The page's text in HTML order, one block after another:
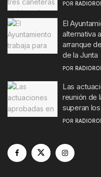
POR
El
alternativa
arranque
de la Junta
POR
Las
reunión de
superan
POR